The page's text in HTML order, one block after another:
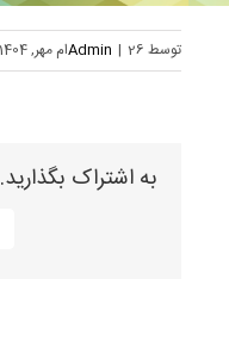
توسط Admin | 26ام مهر, 1404
به اشتراک بگذارید.